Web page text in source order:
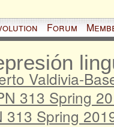
Forum
Valdivia-
313 Spring
313 Spring